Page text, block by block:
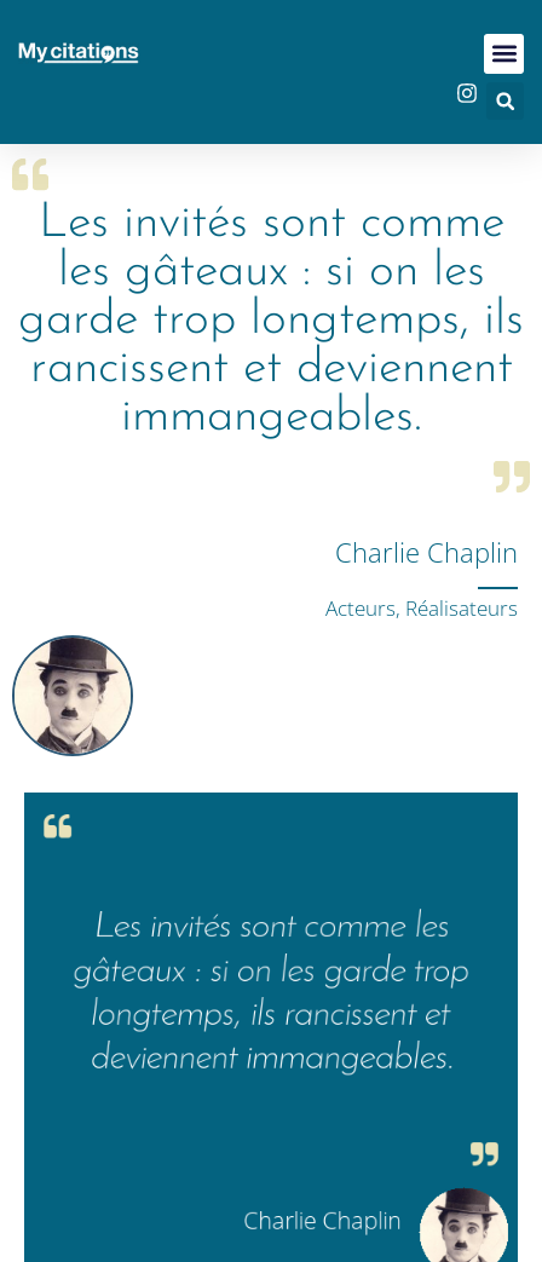
Les invités sont comme
les gâteaux : si on les
garde trop longtemps, ils
rancissent et deviennent
immangeables.
Charlie Chaplin
Acteurs, Réalisateurs